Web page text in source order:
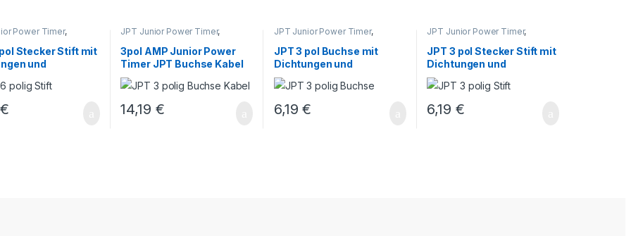
Power Timer,
Stecker Stift mit
und
€
JPT Junior Power Timer,
3pol AMP Junior Power
Timer JPT Buchse Kabel
1,5mm² LAPP Ölflex BK
14,19 €
JPT Junior Power Timer,
JPT 3 pol Buchse mit
Dichtungen und
Kontakten 0,75-1,5mm²
AMP Tyco Typ C
6,19€
JPT Junior Power Timer,
JPT 3 pol Stecker Stift mit
Dichtungen und
Kontakten 1,5mm² AMP
Tyco
6,19 €